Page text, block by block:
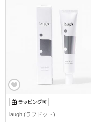
laugh.(ラフドット)